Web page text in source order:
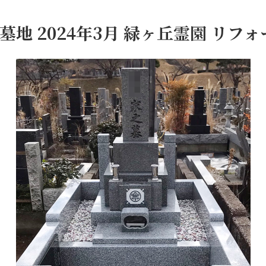
地 2024年3月 緑ヶ丘霊園 リフォ